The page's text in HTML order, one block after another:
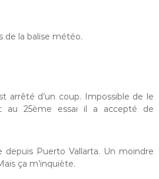
de la balise météo.
arrêté d’un coup. Impossible de le
au 25ème essai il a accepté de
depuis Puerto Vallarta. Un moindre
ça m’inquiète.